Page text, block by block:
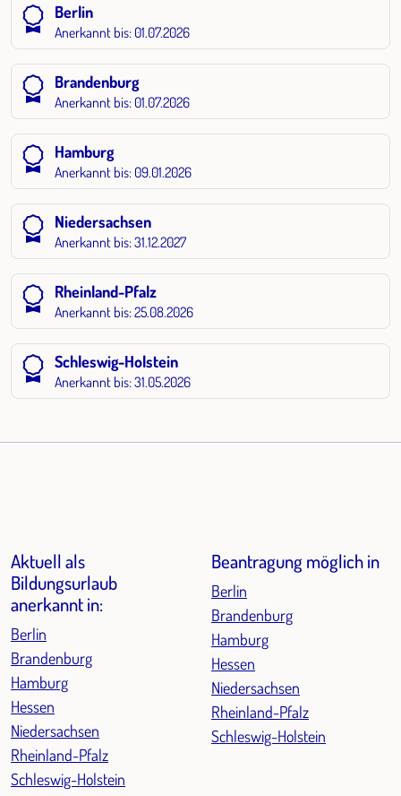
Berlin
Anerkannt bis: 01.07.2026
Brandenburg
Anerkannt bis: 01.07.2026
Hamburg
Anerkannt bis: 09.01.2026
Niedersachsen
Anerkannt bis: 31.12.2027
Rheinland-Pfalz
Anerkannt bis: 25.08.2026
Schleswig-Holstein
Anerkannt bis: 31.05.2026
Aktuell als
Bildungsurlaub
anerkannt in:
Berlin
Brandenburg
Hamburg
Hessen
Niedersachsen
Rheinland-Pfalz
Schleswig-Holstein
Beantragung möglich in
Berlin
Brandenburg
Hamburg
Hessen
Niedersachsen
Rheinland-Pfalz
Schleswig-Holstein